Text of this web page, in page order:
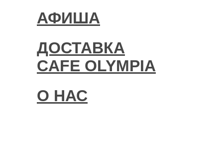
АФИША
ДОСТАВКА
CAFE OLYMPIA
О НАС